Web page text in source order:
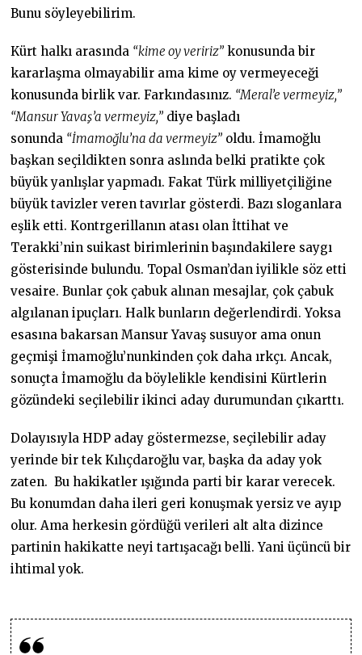
Bunu söyleyebilirim.
Kürt halkı arasında “kime oy veririz” konusunda bir
kararlaşma olmayabilir ama kime oy vermeyeceği
konusunda birlik var. Farkındasınız. “Meral’e vermeyiz,”
“Mansur Yavaş’a vermeyiz,” diye başladı
sonunda “İmamoğlu’na da vermeyiz” oldu. İmamoğlu
başkan seçildikten sonra aslında belki pratikte çok
büyük yanlışlar yapmadı. Fakat Türk milliyetçiliğine
büyük tavizler veren tavırlar gösterdi. Bazı sloganlara
eşlik etti. Kontrgerillanın atası olan İttihat ve
Terakki’nin suikast birimlerinin başındakilere saygı
gösterisinde bulundu. Topal Osman’dan iyilikle söz etti
vesaire. Bunlar çok çabuk alınan mesajlar, çok çabuk
algılanan ipuçları. Halk bunların değerlendirdi. Yoksa
esasına bakarsan Mansur Yavaş susuyor ama onun
geçmişi İmamoğlu’nunkinden çok daha ırkçı. Ancak,
sonuçta İmamoğlu da böylelikle kendisini Kürtlerin
gözündeki seçilebilir ikinci aday durumundan çıkarttı.
Dolayısıyla HDP aday göstermezse, seçilebilir aday
yerinde bir tek Kılıçdaroğlu var, başka da aday yok
zaten. Bu hakikatler ışığında parti bir karar verecek.
Bu konumdan daha ileri geri konuşmak yersiz ve ayıp
olur. Ama herkesin gördüğü verileri alt alta dizince
partinin hakikatte neyi tartışacağı belli. Yani üçüncü bir
ihtimal yok.